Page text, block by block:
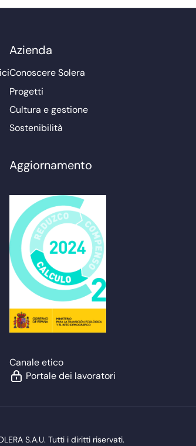
Azienda
Conoscere Solera
Progetti
Cultura e gestione
Sostenibilità
Aggiornamento
Canale etico
Portale dei lavoratori
S.A.U. Tutti i diritti riservati.